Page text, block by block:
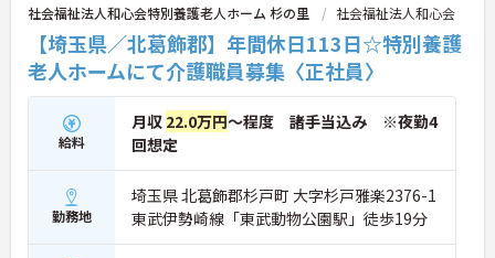
社会福祉法人和心会特別養護老人ホーム 杉の里 社会福祉法人和心会
【埼玉県／北葛飾郡】年間休日113日☆特別養護
老人ホームにて介護職員募集〈正社員〉
給料
月収 22.0万円～程度 諸手当込み ※夜勤4
回想定
勤務地
埼玉県 北葛飾郡杉戸町 大字杉戸雅楽2376-1
東武伊勢崎線「東武動物公園駅」徒歩19分